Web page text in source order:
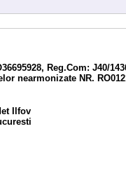
Reg.Com: J40/
nearmonizate NR.
Ilfov